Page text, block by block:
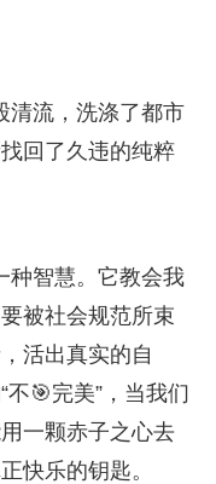
清流，洗涤了都市
回了久违的纯粹
种智慧。它教会我
被社会规范所束
活出真实的自
🎯完美”，当我们
一颗赤子之心去
快乐的钥匙。